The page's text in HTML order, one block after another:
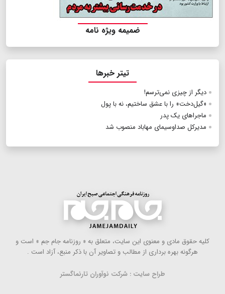
ضمیمه ویژه نامه
تیتر خبرها
دیگر از چیزی نمی‌ترسم!
«گیل‌دخت» را با عشق ساختیم، نه با پول
ماجراهای یک پدر
مدیرکل صداوسیمای مهاباد منصوب شد
كلیه حقوق مادی و معنوی این سایت، متعلق به « روزنامه جام جم » است و
هرگونه بهره ‌برداری از مطالب و تصاویر آن با ذكر منبع، آزاد است .
طراح سایت : شرکت نوآوران تارنماگستر